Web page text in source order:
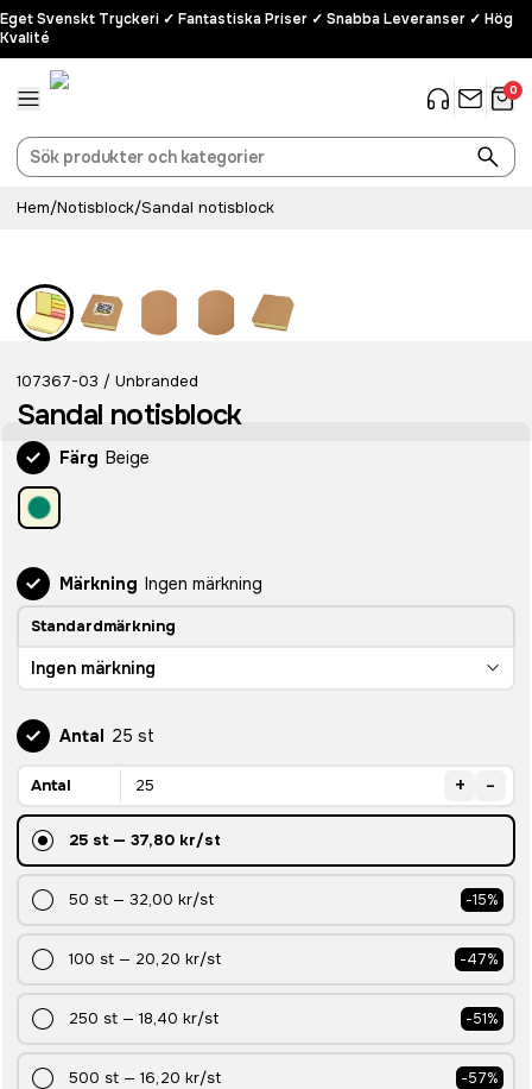
Eget Svenskt Tryckeri ✓ Fantastiska Priser ✓ Snabba Leveranser ✓ Hög
Kvalité
0
Hem/Notisblock/Sandal notisblock
107367-03 / Unbranded
Sandal notisblock
Färg Beige
Märkning Ingen märkning
Standardmärkning
Ingen märkning
Antal 25 st
Antal + -
25 st— 37,80 kr/st
50 st — 32,00 kr/st -15%
100 st — 20,20 kr/st -47%
250 st — 18,40 kr/st -51%
500 st — 16,20 kr/st -57%